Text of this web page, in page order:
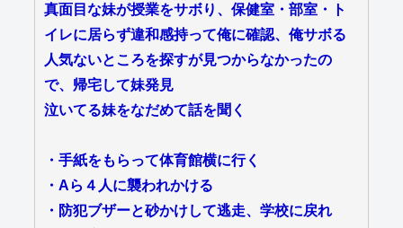
真面目な妹が授業をサボり、保健室・部室・ト
イレに居らず違和感持って俺に確認、俺サボる
人気ないところを探すが見つからなかったの
で、帰宅して妹発見
泣いてる妹をなだめて話を聞く
・手紙をもらって体育館横に行く
・Aら４人に襲われかける
・防犯ブザーと砂かけして逃走、学校に戻れ